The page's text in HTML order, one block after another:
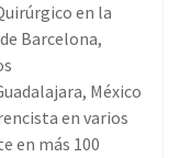
en la
Barcelona,
México
en varios
en más 100